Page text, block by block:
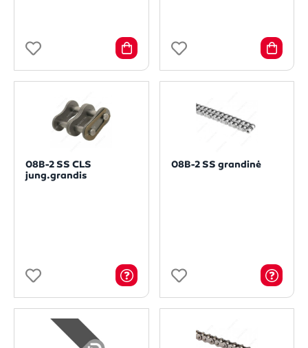
08B-2 SS CLS
jung.grandis
08B-2 SS grandinė